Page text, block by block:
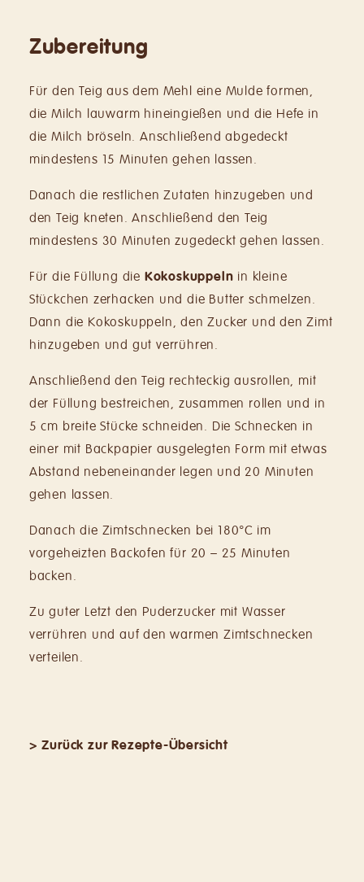
Zubereitung
Für den Teig aus dem Mehl eine Mulde formen,
die Milch lauwarm hineingießen und die Hefe in
die Milch bröseln. Anschließend abgedeckt
mindestens 15 Minuten gehen lassen.
Danach die restlichen Zutaten hinzugeben und
den Teig kneten. Anschließend den Teig
mindestens 30 Minuten zugedeckt gehen lassen.
Für die Füllung die Kokoskuppeln in kleine
Stückchen zerhacken und die Butter schmelzen.
Dann die Kokoskuppeln, den Zucker und den Zimt
hinzugeben und gut verrühren.
Anschließend den Teig rechteckig ausrollen, mit
der Füllung bestreichen, zusammen rollen und in
5 cm breite Stücke schneiden. Die Schnecken in
einer mit Backpapier ausgelegten Form mit etwas
Abstand nebeneinander legen und 20 Minuten
gehen lassen.
Danach die Zimtschnecken bei 180°C im
vorgeheizten Backofen für 20 – 25 Minuten
backen.
Zu guter Letzt den Puderzucker mit Wasser
verrühren und auf den warmen Zimtschnecken
verteilen.
> Zurück zur Rezepte-Übersicht